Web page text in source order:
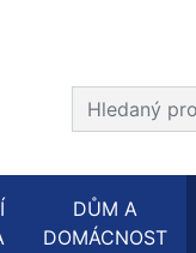
Prohledat web
DŮM A
DOMÁCNOST